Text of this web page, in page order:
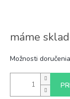
máme
Možnosti doručenia